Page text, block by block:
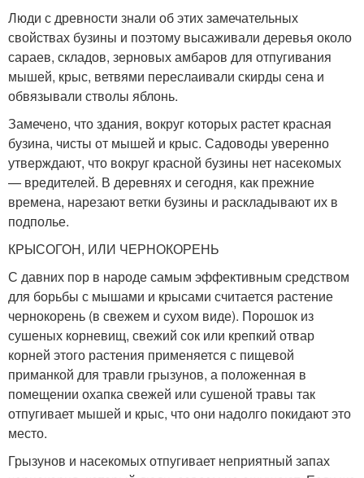
Люди с древности знали об этих замечательных
свойствах бузины и поэтому высаживали деревья около
сараев, складов, зерновых амбаров для отпугивания
мышей, крыс, ветвями переслаивали скирды сена и
обвязывали стволы яблонь.
Замечено, что здания, вокруг которых растет красная
бузина, чисты от мышей и крыс. Садоводы уверенно
утверждают, что вокруг красной бузины нет насекомых
— вредителей. В деревнях и сегодня, как прежние
времена, нарезают ветки бузины и раскладывают их в
подполье.
КРЫСОГОН, ИЛИ ЧЕРНОКОРЕНЬ
С давних пор в народе самым эффективным средством
для борьбы с мышами и крысами считается растение
чернокорень (в свежем и сухом виде). Порошок из
сушеных корневищ, свежий сок или крепкий отвар
корней этого растения применяется с пищевой
приманкой для травли грызунов, а положенная в
помещении охапка свежей или сушеной травы так
отпугивает мышей и крыс, что они надолго покидают это
место.
Грызунов и насекомых отпугивает неприятный запах